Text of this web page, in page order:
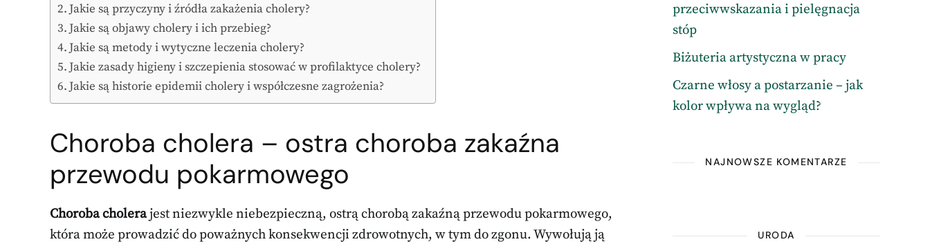
Jakie są przyczyny i źródła zakażenia cholery?
Jakie są objawy cholery i ich przebieg?
Jakie są metody i wytyczne leczenia cholery?
Jakie zasady higieny i szczepienia stosować w profilaktyce cholery?
Jakie są historie epidemii cholery i współczesne zagrożenia?
Choroba cholera – ostra choroba zakaźna
przewodu pokarmowego
Choroba cholerajest niezwykle niebezpieczną, ostrą chorobą zakaźną przewodu pokarmowego,
która może prowadzić do poważnych konsekwencji zdrowotnych, w tym do zgonu. Wywołują ją
przeciwwskazania i pielęgnacja
stóp
Biżuteria artystyczna w pracy
Czarne włosy a postarzanie – jak
kolor wpływa na wygląd?
NAJNOWSZE KOMENTARZE
URODA